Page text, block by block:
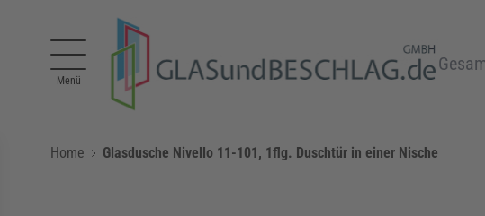
Menü
Home Glasdusche Nivello 11-101, 1flg. Duschtür in einer Nische